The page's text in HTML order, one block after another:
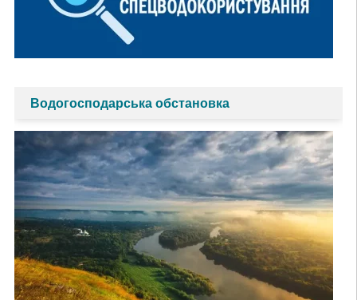
Водогосподарська обстановка